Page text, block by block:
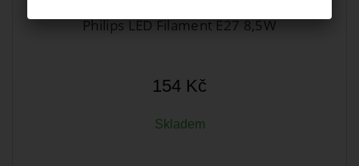
Philips LED Filament E27 8,5W
154 Kč
Skladem